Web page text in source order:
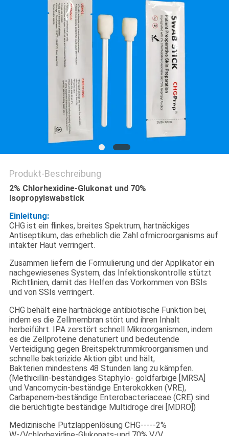
SITEMAP
PRIVACY
Produkt-Beschreibung
2% Chlorhexidine-Glukonat und 70%
Isopropylswabstick
Einleitung:
CHG ist ein flinkes, breites Spektrum, hartnäckiges
Antiseptikum, das erheblich die Zahl ofmicroorganisms auf
intakter Haut verringert.
Zusammen liefern die Formulierung und der Applikator ein
nachgewiesenes System, das Infektionskontrolle stützt
Richtlinien, damit das Helfen das Vorkommen von BSIs
und von SSIs verringert.
CHG behält eine hartnäckige antibiotische Funktion bei,
indem es die Zellmembran stört und ihren Inhalt
herbeiführt. IPA zerstört schnell Mikroorganismen, indem
es die Zellproteine denaturiert und bedeutende
Verteidigung gegen Breitspektrummikroorganismen und
schnelle bakterizide Aktion gibt und hält,
Bakterien mindestens 48 Stunden lang zu kämpfen.
(Methicillin-beständiges Staphylo- goldfarbige [MRSA]
und Vancomycin-beständige Enterokokken (VRE),
Carbapenem-beständige Enterobacteriaceae (CRE) sind
die berüchtigte beständige Multidroge drei [MDRO])
Medizinische Putzlappenlösung CHG-----2%